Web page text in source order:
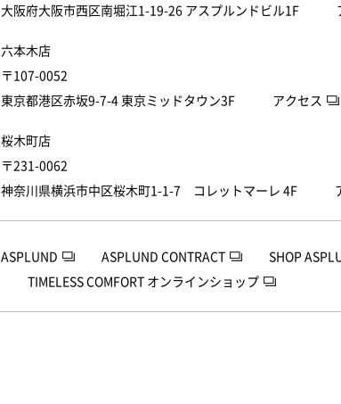
大阪府大阪市西区南堀江1-19-26 アスプルンドビル1F
六本木店
〒107-0052
東京都港区赤坂9-7-4 東京ミッドタウン3F アクセス
桜木町店
〒231-0062
神奈川県横浜市中区桜木町1-1-7 コレットマーレ 4F
ASPLUND ASPLUND CONTRACT
SHOP
TIMELESS COMFORT オンラインショップ